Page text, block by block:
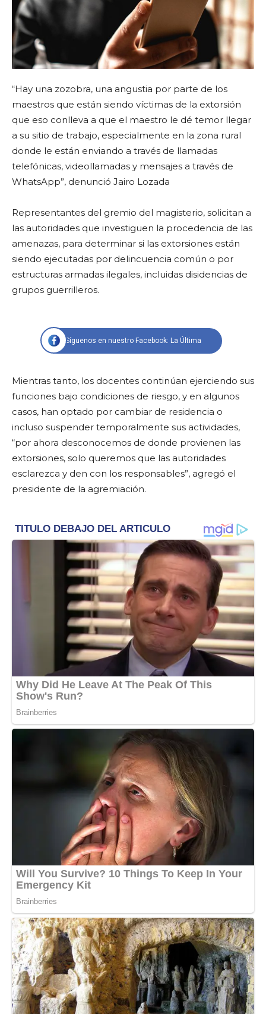
“Hay una zozobra, una angustia por parte de los
maestros que están siendo víctimas de la extorsión
que eso conlleva a que el maestro le dé temor llegar
a su sitio de trabajo, especialmente en la zona rural
donde le están enviando a través de llamadas
telefónicas, videollamadas y mensajes a través de
WhatsApp”, denunció Jairo Lozada
Representantes del gremio del magisterio, solicitan a
las autoridades que investiguen la procedencia de las
amenazas, para determinar si las extorsiones están
siendo ejecutadas por delincuencia común o por
estructuras armadas ilegales, incluidas disidencias de
grupos guerrilleros.
Síguenos en nuestro Facebook: La Última
Mientras tanto, los docentes continúan ejerciendo sus
funciones bajo condiciones de riesgo, y en algunos
casos, han optado por cambiar de residencia o
incluso suspender temporalmente sus actividades,
“por ahora desconocemos de donde provienen las
extorsiones, solo queremos que las autoridades
esclarezca y den con los responsables”, agregó el
presidente de la agremiación.